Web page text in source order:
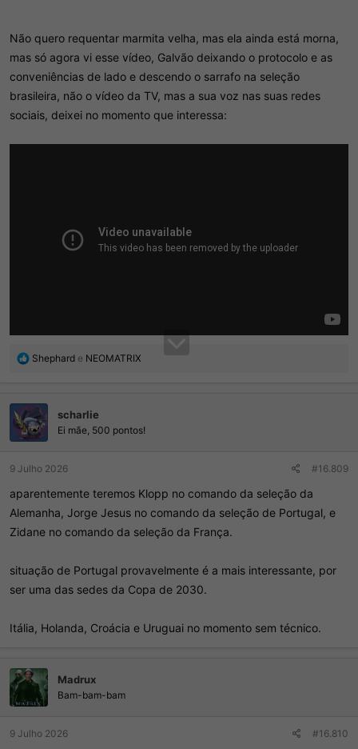
Não quero requentar marmita velha, mas ela ainda está morna,
mas só agora vi esse vídeo, Galvão deixando o protocolo e as
conveniências de lado e descendo o sarrafo na seleção
brasileira, não o vídeo da TV, mas a sua voz nas suas redes
sociais, deixei no momento que interessa:
R
ç
õ
e
s
Shephard e NEOMATRIX
scharlie
Ei mãe, 500 pontos!
9 Julho 2026 #16.809
aparentemente teremos Klopp no comando da seleção da
Alemanha, Jorge Jesus no comando da seleção de Portugal, e
Zidane no comando da seleção da França.
situação de Portugal provavelmente é a mais interessante, por
ser uma das sedes da Copa de 2030.
Itália, Holanda, Croácia e Uruguai no momento sem técnico.
Madrux
Bam-bam-bam
9 Julho 2026 #16.810